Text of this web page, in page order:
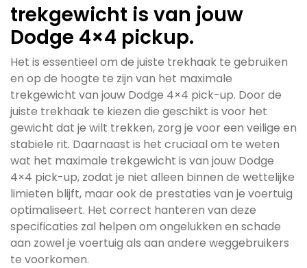
trekgewicht is van jouw
Dodge 4×4 pickup.
Het is essentieel om de juiste trekhaak te gebruiken
en op de hoogte te zijn van het maximale
trekgewicht van jouw Dodge 4×4 pick-up. Door de
juiste trekhaak te kiezen die geschikt is voor het
gewicht dat je wilt trekken, zorg je voor een veilige en
stabiele rit. Daarnaast is het cruciaal om te weten
wat het maximale trekgewicht is van jouw Dodge
4×4 pick-up, zodat je niet alleen binnen de wettelijke
limieten blijft, maar ook de prestaties van je voertuig
optimaliseert. Het correct hanteren van deze
specificaties zal helpen om ongelukken en schade
aan zowel je voertuig als aan andere weggebruikers
te voorkomen.